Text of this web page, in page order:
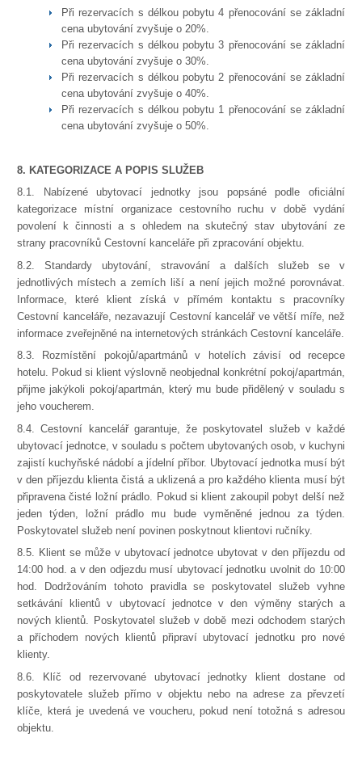
Při rezervacích s délkou pobytu 4 přenocování se základní
cena ubytování zvyšuje o 20%.
Při rezervacích s délkou pobytu 3 přenocování se základní
cena ubytování zvyšuje o 30%.
Při rezervacích s délkou pobytu 2 přenocování se základní
cena ubytování zvyšuje o 40%.
Při rezervacích s délkou pobytu 1 přenocování se základní
cena ubytování zvyšuje o 50%.
8. KATEGORIZACE A POPIS SLUŽEB
8.1. Nabízené ubytovací jednotky jsou popsáné podle oficiální
kategorizace místní organizace cestovního ruchu v době vydání
povolení k činnosti a s ohledem na skutečný stav ubytování ze
strany pracovníků Cestovní kanceláře při zpracování objektu.
8.2. Standardy ubytování, stravování a dalších služeb se v
jednotlivých místech a zemích liší a není jejich možné porovnávat.
Informace, které klient získá v přímém kontaktu s pracovníky
Cestovní kanceláře, nezavazují Cestovní kancelář ve větší míře, než
informace zveřejněné na internetových stránkách Cestovní kanceláře.
8.3. Rozmístění pokojů/apartmánů v hotelích závisí od recepce
hotelu. Pokud si klient výslovně neobjednal konkrétní pokoj/apartmán,
přijme jakýkoli pokoj/apartmán, který mu bude přidělený v souladu s
jeho voucherem.
8.4. Cestovní kancelář garantuje, že poskytovatel služeb v každé
ubytovací jednotce, v souladu s počtem ubytovaných osob, v kuchyni
zajistí kuchyňské nádobí a jídelní příbor. Ubytovací jednotka musí být
v den příjezdu klienta čistá a uklizená a pro každého klienta musí být
připravena čisté ložní prádlo. Pokud si klient zakoupil pobyt delší než
jeden týden, ložní prádlo mu bude vyměněné jednou za týden.
Poskytovatel služeb není povinen poskytnout klientovi ručníky.
8.5. Klient se může v ubytovací jednotce ubytovat v den příjezdu od
14:00 hod. a v den odjezdu musí ubytovací jednotku uvolnit do 10:00
hod. Dodržováním tohoto pravidla se poskytovatel služeb vyhne
setkávání klientů v ubytovací jednotce v den výměny starých a
nových klientů. Poskytovatel služeb v době mezi odchodem starých
a příchodem nových klientů připraví ubytovací jednotku pro nové
klienty.
8.6. Klíč od rezervované ubytovací jednotky klient dostane od
poskytovatele služeb přímo v objektu nebo na adrese za převzetí
klíče, která je uvedená ve voucheru, pokud není totožná s adresou
objektu.